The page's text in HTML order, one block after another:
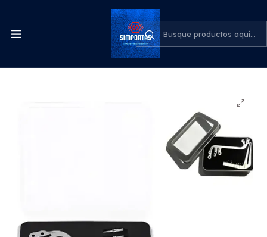
Despachos express a todo el país
Inicio Odontología
Reglas De Medición Para Implantes Dentales Guía Set
Santiago